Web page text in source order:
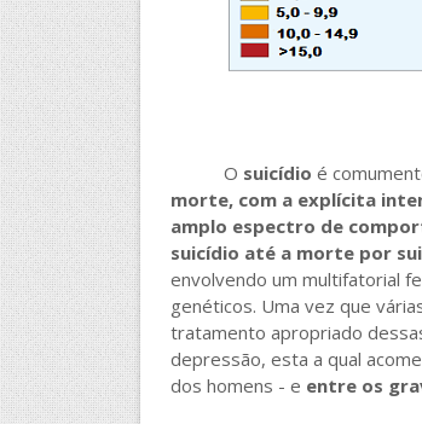
O suicídio é
morte, com a explícita
amplo espectro de
suicídio até a morte por
envolvendo um multifatorial
genéticos. Uma vez que
tratamento apropriado
depressão, esta a qual
dos homens - e entre os